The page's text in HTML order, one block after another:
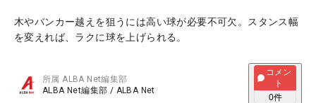
木やバンカー越えを狙うには高い球が必要不可欠。スタンス幅
を変えれば、ラクに球を上げられる。
所属ALBA Net編集部
ALBA Net編集部 / ALBA Net
コメン
ト
0件